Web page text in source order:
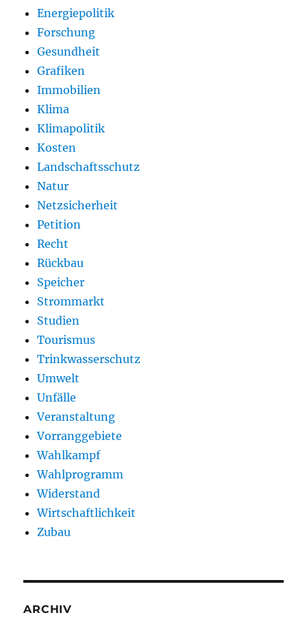
Energiepolitik
Forschung
Gesundheit
Grafiken
Immobilien
Klima
Klimapolitik
Kosten
Landschaftsschutz
Natur
Netzsicherheit
Petition
Recht
Rückbau
Speicher
Strommarkt
Studien
Tourismus
Trinkwasserschutz
Umwelt
Unfälle
Veranstaltung
Vorranggebiete
Wahlkampf
Wahlprogramm
Widerstand
Wirtschaftlichkeit
Zubau
ARCHIV